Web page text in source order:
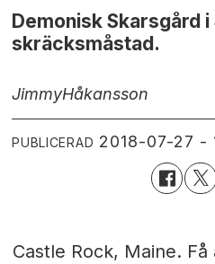
Demonisk Skarsgård
skräcksmåstad.
JimmyHåkansson
PUBLICERAD 2018-07-27 -
Castle Rock, Maine.